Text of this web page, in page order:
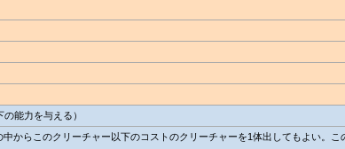
能力を与える）
からこのクリーチャー以下のコストのクリーチャーを1体出してもよい。